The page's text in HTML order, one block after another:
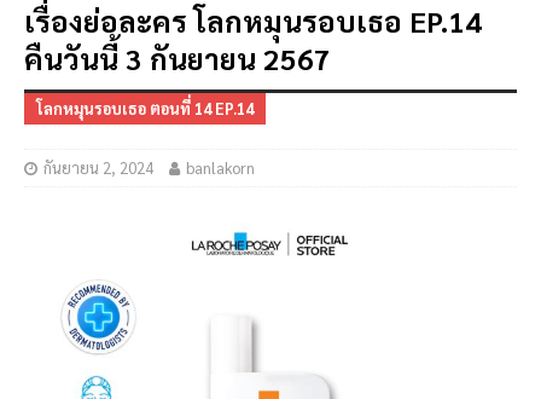
เรื่องย่อละคร โลกหมุนรอบเธอ EP.14
คืนวันนี้ 3 กันยายน 2567
โลกหมุนรอบเธอ ตอนที่ 14 EP.14
กันยายน 2, 2024 banlakorn